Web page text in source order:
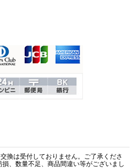
換は受付しておりません。ご了承くださ
、数量不足、商品間違い等がございまし